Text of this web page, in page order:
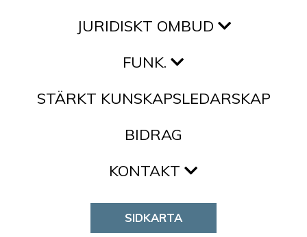
JURIDISKT OMBUD
FUNK.
STÄRKT KUNSKAPSLEDARSKAP
BIDRAG
KONTAKT
SIDKARTA